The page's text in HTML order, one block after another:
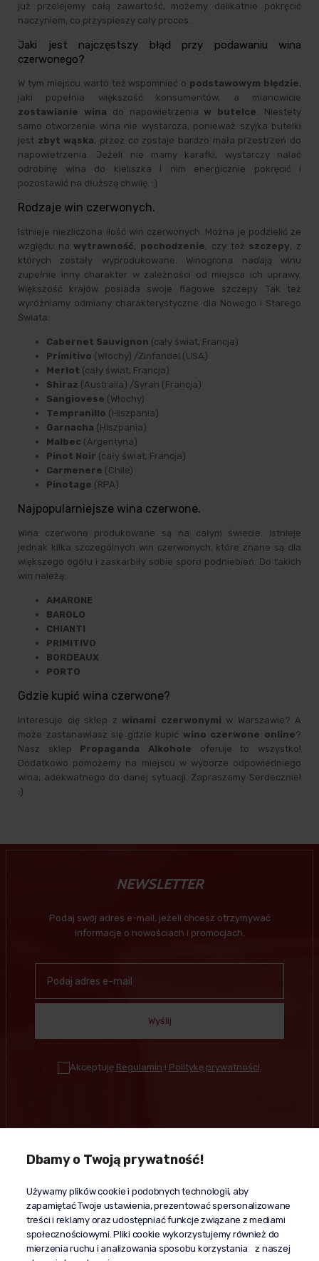
już przelejemy całą zawartość, możemy delikatnie pokręcić
naczyniem, co przyspieszy cały proces.
Jaki jest najczęstszy błąd przy podawaniu wina
czerwonego?
W tym miejscu warto też wspomnieć o podstawowym błędzie,
jaki popełnia większość konsumentów, a mianowicie
zostawianie wina do napowietrzenia w butelce. Niestety
samo otworzenie wina nie wystarcza, ponieważ szyjka butelki
jest zbyt wąska, przez co zostaje bardzo mała przestrzeń do
napowietrzenia. Jeżeli nie mamy karafki, wystarczy nalać
odrobinę wina do kieliszka i nim energicznie pokręcić i
pozostawić na dłuższą chwilę. :)
Rodzaje win czerwonych.
Istnieje niezliczona ilość win czerwonych. Można je podzielić ze
względu na wytrawność, pochodzenie, czy też szczepy, z
których zostały wyprodukowane. Winogrona nadają winu
zupełnie inny charakter w zależności od miejsca ich uprawy.
Większość krajów posiada swoje flagowe szczepy. Tak też
wyróżniamy odmiany charakterystyczne dla Nowego i Starego
Świata:
Cabernet Sauvignon (cały świat, Francja)
Primitivo (Włochy) /Zinfandel (USA)
Merlot (cały świat, Francja)
Shiraz (Australia) /Syrah (Francja)
Sangiovese (Włochy)
Tempranillo (Hiszpania)
Garnacha (Hiszpania)
Malbec (Argentyna)
Pinot Noir (cały świat, Francja)
Carmenere (Chile)
Pinotage (RPA)
Najpopularniejsze wina czerwone.
Wina czerwone produkowane są na całym świecie. Istnieje
jednak kilka szczególnych win czerwonych, które znane są dla
większego ogółu i zaskarbiły sobie sporo podniebień. Do takich
win należą:
AMARONE
BAROLO
CHIANTI
PRIMITIVO
BORDEAUX
PORTO
Gdzie kupić wina czerwone?
Interesuje cię sklep z winami czerwonymi w Warszawie? A
może zastanawiasz się gdzie kupić wino czerwone online?
Nasz sklep Propaganda Alkohole oferuje to wszystko!
Dodatkowo pomożemy na miejscu w wyborze odpowiedniego
wina, adekwatnego do danej sytuacji. Zapraszamy Serdecznie!
:)
NEWSLETTER
Podaj swój adres e-mail, jeżeli chcesz otrzymywać
informacje o nowościach i promocjach.
Wyślij
Akceptuję Regulamin i Politykę prywatności.
Kontakt
+48 603 610 870
kontakt@propaganda24h.pl
“Propaganda"
al. Komisji Edukacji Narodowej 51/U5
Dbamy o Twoją prywatność!
Używamy plików cookie i podobnych technologii, aby
zapamiętać Twoje ustawienia, prezentować spersonalizowane
treści i reklamy oraz udostępniać funkcje związane z mediami
społecznościowymi. Pliki cookie wykorzystujemy również do
mierzenia ruchu i analizowania sposobu korzystania z naszej